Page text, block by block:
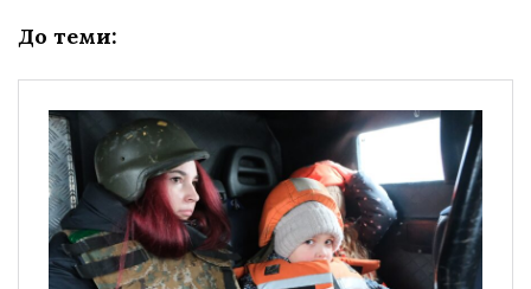
До теми: